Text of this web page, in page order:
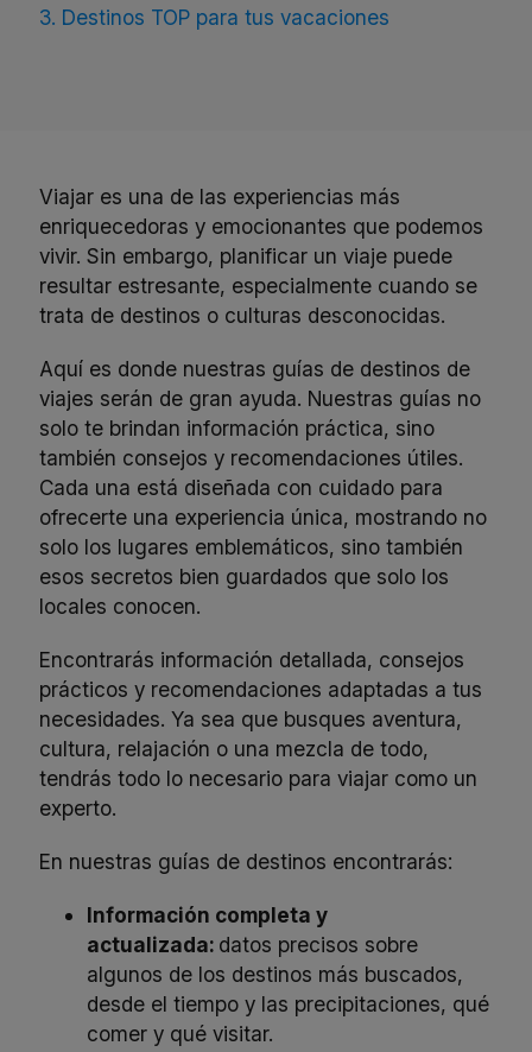
3. Destinos TOP para tus vacaciones
Viajar es una de las experiencias más
enriquecedoras y emocionantes que podemos
vivir. Sin embargo, planificar un viaje puede
resultar estresante, especialmente cuando se
trata de destinos o culturas desconocidas.
Aquí es donde nuestras guías de destinos de
viajes serán de gran ayuda. Nuestras guías no
solo te brindan información práctica, sino
también consejos y recomendaciones útiles.
Cada una está diseñada con cuidado para
ofrecerte una experiencia única, mostrando no
solo los lugares emblemáticos, sino también
esos secretos bien guardados que solo los
locales conocen.
Encontrarás información detallada, consejos
prácticos y recomendaciones adaptadas a tus
necesidades. Ya sea que busques aventura,
cultura, relajación o una mezcla de todo,
tendrás todo lo necesario para viajar como un
experto.
En nuestras guías de destinos encontrarás:
Información completa y
actualizada: datos precisos sobre
algunos de los destinos más buscados,
desde el tiempo y las precipitaciones, qué
comer y qué visitar.